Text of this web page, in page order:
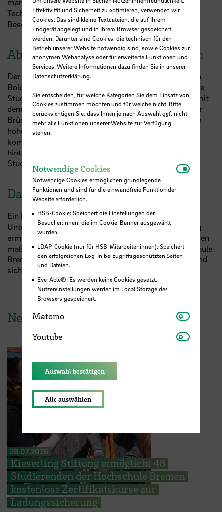
maritime Ingenieurskunst. Die Studierenden erkunden
Technik, Organisation und die historischen
Besonderheiten des Schiffes – ein seltenes Erlebnis.
Abschluss an der Kaje Bremerhaven
Der Tag endet mit einem Besuch bei den Unternehmen
Boluda Towage Europe und Fairplay Towage Group. Die
Studierenden dürfen die beiden modernen Schlepper, mit
denen es hinaus an die Kaje Bremerhaven geht, von der
Brücke bis in den tiefen Maschinenraum erkunden. Die
hohe Leistungs- und Manövrierfähigkeit der Schiffe,
kombiniert mit dem Engagement der Besatzungen,
hinterlässt einen nachhaltigen Eindruck bei den
Studierenden.
Dank an die Partner des ISSC
Ein herzliches Dankeschön gilt allen beteiligten
Unternehmen und Institutionen, die den Exkursionstag
ermöglicht haben. Ihre Offenheit und Engagement tragen
maßgeblich dazu bei, dass Studierende an der Hochschule
Bremen die maritimen Berufsfelder hautnah erleben und
sich für die Branche begeistern können.
News aus der HSB
28.07.2026
Kieserling Stiftung ermöglicht 48
Studierenden der Hochschule Bremen
kostenlose Zertifikatskurse zur
Ladungssicherung
Effektivität und Sicherheit zu optimieren, verwenden wir
Cookies. Das sind kleine Textdateien, die auf Ihrem
Endgerät abgelegt und in Ihrem Browser gespeichert
werden. Darunter sind Cookies, die technisch für den
Betrieb unserer Website notwendig sind, sowie Cookies zur
anonymen Webanalyse oder für erweiterte Funktionen und
Services. Weitere Informationen dazu finden Sie in unserer
Datenschutzerklärung.
Sie entscheiden, für welche Kategorien Sie dem Einsatz von
Cookies zustimmen möchten und für welche nicht. Bitte
berücksichtigen Sie, dass Ihnen je nach Auswahl ggf. nicht
mehr alle Funktionen unserer Website zur Verfügung
stehen.
Notwendige Cookies
Notwendige Cookies ermöglichen grundlegende
Funktionen und sind für die einwandfreie Funktion der
Website erforderlich.
HSB-Cookie: Speichert die Einstellungen der
Besucher:innen, die im Cookie-Banner ausgewählt
wurden.
LDAP-Cookie (nur für HSB-Mitarbeiter:innen): Speichert
den erfolgreichen Log-In bei zugriffsgeschützten Seiten
und Dateien.
Eye-Able®: Es werden keine Cookies gesetzt.
Nutzereinstellungen werden im Local Storage des
Browsers gespeichert.
Matomo Matomo
Youtube Youtube
Auswahl bestätigen
Alle auswählen